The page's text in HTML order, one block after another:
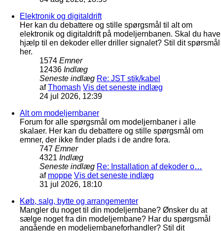
Elektronik og digitaldrift
Her kan du debattere og stille spørgsmål til alt om
elektronik og digitaldrift på modeljernbanen. Skal du have
hjælp til en dekoder eller driller signalet? Stil dit spørsmål
her.
1574 Emner
12436 Indlæg
Seneste indlæg Re: JST stik/kabel
afThomash Vis det seneste indlæg
24 jul 2026, 12:39
Alt om modeljernbaner
Forum for alle spørgsmål om modeljernbaner i alle
skalaer. Her kan du debattere og stille spørgsmål om
emner, der ikke finder plads i de andre fora.
747 Emner
4321 Indlæg
Seneste indlæg Re: Installation af dekoder o…
af moppe Vis det seneste indlæg
31 jul 2026, 18:10
Køb, salg, bytte og arrangementer
Mangler du noget til din modeljernbane? Ønsker du at
sælge noget fra din modeljernbane? Har du spørgsmål
angående en modeljernbaneforhandler? Stil dit